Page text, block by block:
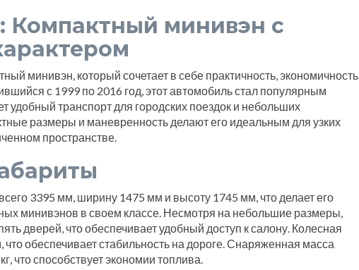
Компактный минивэн с
минивэн, который сочетает в себе практичность, экономичность
с 1999 по 2016 год, этот автомобиль стал популярным
удобный транспорт для городских поездок и небольших
размеры и маневренность делают его идеальным для узких
пространстве.
3395 мм, ширину 1475 мм и высоту 1745 мм, что делает его
минивэнов в своем классе. Несмотря на небольшие размеры,
дверей, что обеспечивает удобный доступ к салону. Колесная
что обеспечивает стабильность на дороге. Снаряженная масса
что способствует экономии топлива.